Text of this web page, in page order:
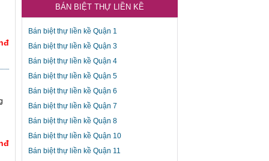
BÁN BIỆT THỰ LIỀN KỀ
Bán biệt thự liền kề Quận 1
Bán biệt thự liền kề Quận 3
Bán biệt thự liền kề Quận 4
Bán biệt thự liền kề Quận 5
Bán biệt thự liền kề Quận 6
Bán biệt thự liền kề Quận 7
Bán biệt thự liền kề Quận 8
Bán biệt thự liền kề Quận 10
Bán biệt thự liền kề Quận 11